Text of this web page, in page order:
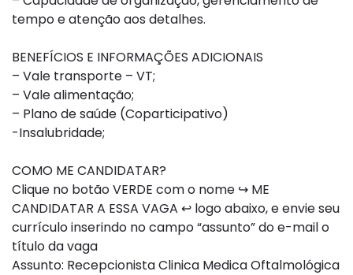
tempo e atenção aos detalhes.
BENEFÍCIOS E INFORMAÇÕES ADICIONAIS
– Vale transporte – VT;
– Vale alimentação;
– Plano de saúde (Coparticipativo)
-Insalubridade;
COMO ME CANDIDATAR?
Clique no botão VERDE com o nome ↪ ME
CANDIDATAR A ESSA VAGA ↩ logo abaixo, e envie seu
currículo inserindo no campo “assunto” do e-mail o
título da vaga
Assunto: Recepcionista Clinica Medica Oftalmológica